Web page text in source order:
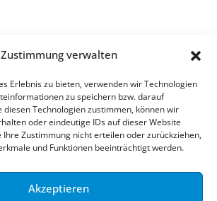
Zustimmung verwalten
Erlebnis zu bieten, verwenden wir Technologien
zu speichern bzw. darauf
diesen Technologien zustimmen, können wir
oder eindeutige IDs auf dieser Website
Ihre Zustimmung nicht erteilen oder zurückziehen,
und Funktionen beeinträchtigt werden.
Akzeptieren
AG